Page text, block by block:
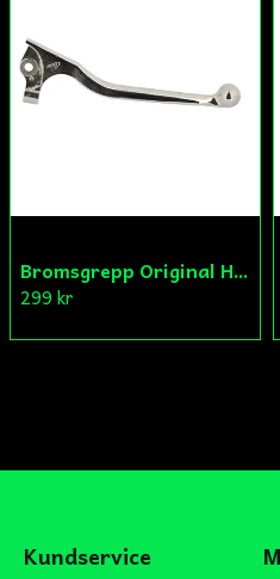
Bromsgrepp Original Hö Peugeot Ludix/Speedfight/Vivacity
299 kr
Kundservice